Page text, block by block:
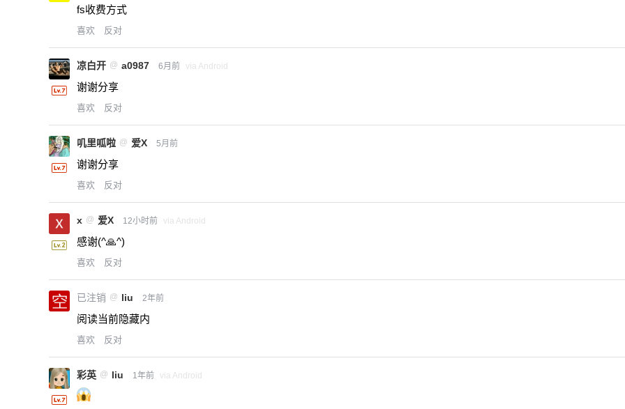
扫描二维码继续阅读
fs收费方式
喜欢 反对
凉白开 @ a0987 6月前 via Android
谢谢分享
喜欢 反对
叽里呱啦 @ 爱X 5月前
谢谢分享
喜欢 反对
x @ 爱X 12小时前 via Android
感谢(^🙏^)
喜欢 反对
已注销 @ liu 2年前
阅读当前隐藏内
喜欢 反对
彩英 @ liu 1年前 via Android